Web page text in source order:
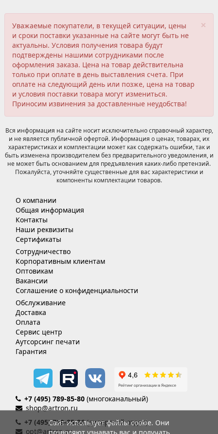
×
Уважаемые покупатели, в текущей ситуации, цены
и сроки поставки указанные на сайте могут быть не
актуальны. Условия получения товара будут
подтверждены нашими сотрудниками после
оформления заказа. Цена на товар действительна
только при оплате в день выставления счета. При
оплате на следующий день или позже, цена на товар
и условия поставки товара могут измениться.
Приносим извинения за доставленные неудобства!
Вся информация на сайте носит исключительно справочный характер,
и не является публичной офертой. Информация о ценах, товарах, их
характеристиках и комплектации может как содержать ошибки, так и
быть изменена производителем без предварительного уведомления, и
не может быть основанием для предъявления каких-либо претензий.
Пожалуйста, уточняйте существенные для вас характеристики и
компоненты комплектации товаров.
О компании
Общая информация
Контакты
Наши реквизиты
Сертификаты
Сотрудничество
Корпоративным клиентам
Оптовикам
Вакансии
Соглашение о конфиденциальности
Обслуживание
Доставка
Оплата
Сервис центр
Аутсорсинг печати
Гарантия
+7 (495) 789-85-80 (многоканальный)
shop@artron.ru
+7 (495) 789-85-86(дилерский отдел)
opt@artron.ru
Сайт использует файлы cookie. Они